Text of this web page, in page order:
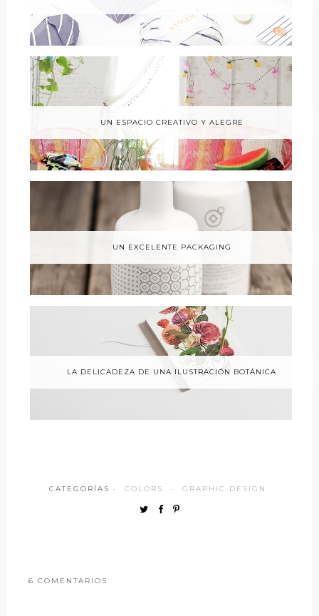
UN ESPACIO CREATIVO Y ALEGRE
UN EXCELENTE PACKAGING
LA DELICADEZA DE UNA ILUSTRACIÓN BOTÁNICA
CATEGORÍAS · COLORS · GRAPHIC DESIGN
6 COMENTARIOS